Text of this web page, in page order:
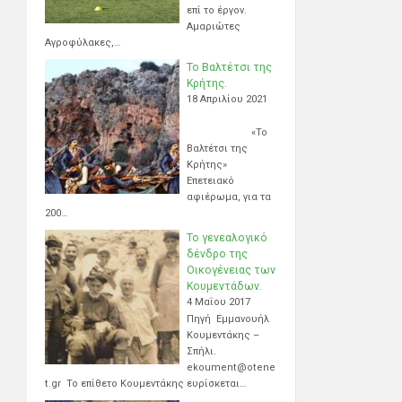
επί το έργον.
Αμαριώτες
Αγροφύλακες,…
Το Βαλτέτσι της
Κρήτης.
18 Απριλίου 2021
«Το
Βαλτέτσι της
Κρήτης»
Επετειακό
αφιέρωμα, για τα
200…
Το γενεαλογικό
δένδρο της
Οικογένειας των
Κουμεντάδων.
4 Μαΐου 2017
Πηγή Εμμανουήλ
Κουμεντάκης –
Σπήλι.
ekoument@otene
t.gr Το επίθετο Κουμεντάκης ευρίσκεται…